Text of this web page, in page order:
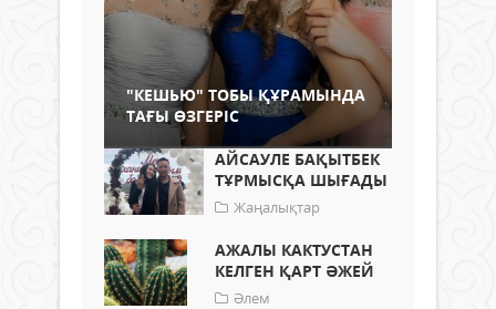
"КЕШЬЮ" ТОБЫ ҚҰРАМЫНДА
ТАҒЫ ӨЗГЕРІС
АЙСАУЛЕ БАҚЫТБЕК
ТҰРМЫСҚА ШЫҒАДЫ
Жаңалықтар
АЖАЛЫ КАКТУСТАН
КЕЛГЕН ҚАРТ ӘЖЕЙ
Әлем